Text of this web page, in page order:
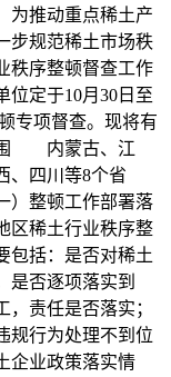
推动重点稀土产
步规范稀土市场秩
秩序整顿督查工作
位定于10月30日至
专项督查。现将有
内蒙古、江
、四川等8个省
整顿工作部署落
区稀土行业秩序整
包括：是否对稀土
是否逐项落实到
责任是否落实；
规行为处理不到位
业政策落实情